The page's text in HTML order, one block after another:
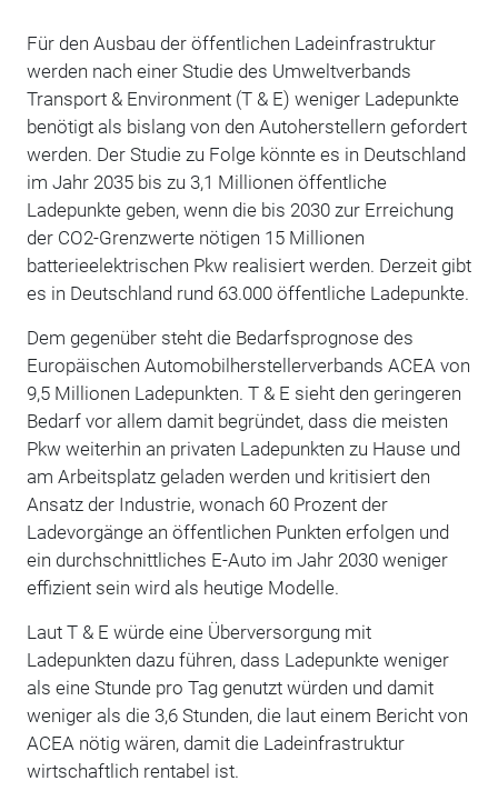
Für den Ausbau der öffentlichen Ladeinfrastruktur
werden nach einer Studie des Umweltverbands
Transport & Environment (T & E) weniger Ladepunkte
benötigt als bislang von den Autoherstellern gefordert
werden. Der Studie zu Folge könnte es in Deutschland
im Jahr 2035 bis zu 3,1 Millionen öffentliche
Ladepunkte geben, wenn die bis 2030 zur Erreichung
der CO2-Grenzwerte nötigen 15 Millionen
batterieelektrischen Pkw realisiert werden. Derzeit gibt
es in Deutschland rund 63.000 öffentliche Ladepunkte.
Dem gegenüber steht die Bedarfsprognose des
Europäischen Automobilherstellerverbands ACEA von
9,5 Millionen Ladepunkten. T & E sieht den geringeren
Bedarf vor allem damit begründet, dass die meisten
Pkw weiterhin an privaten Ladepunkten zu Hause und
am Arbeitsplatz geladen werden und kritisiert den
Ansatz der Industrie, wonach 60 Prozent der
Ladevorgänge an öffentlichen Punkten erfolgen und
ein durchschnittliches E-Auto im Jahr 2030 weniger
effizient sein wird als heutige Modelle.
Laut T & E würde eine Überversorgung mit
Ladepunkten dazu führen, dass Ladepunkte weniger
als eine Stunde pro Tag genutzt würden und damit
weniger als die 3,6 Stunden, die laut einem Bericht von
ACEA nötig wären, damit die Ladeinfrastruktur
wirtschaftlich rentabel ist.